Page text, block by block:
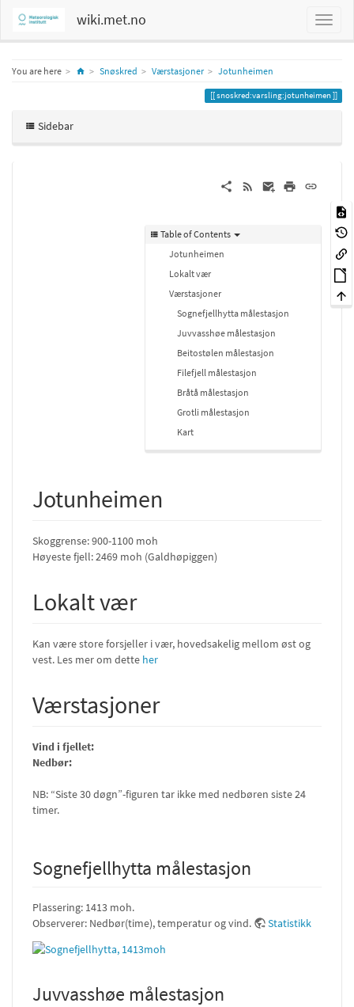
wiki.met.no
You are here HomeSnøskred Værstasjoner Jotunheimen
snoskred:varsling:jotunheimen
Sidebar
Table of Contents
Jotunheimen
Lokalt vær
Værstasjoner
Sognefjellhytta målestasjon
Juvvasshøe målestasjon
Beitostølen målestasjon
Filefjell målestasjon
Bråtå målestasjon
Grotli målestasjon
Kart
Jotunheimen
Skoggrense: 900-1100 moh
Høyeste fjell: 2469 moh (Galdhøpiggen)
Lokalt vær
Kan være store forsjeller i vær, hovedsakelig mellom øst og
vest. Les mer om dette her
Værstasjoner
Vind i fjellet:
Nedbør:
NB: “Siste 30 døgn”-figuren tar ikke med nedbøren siste 24
timer.
Sognefjellhytta målestasjon
Plassering: 1413 moh.
Observerer: Nedbør(time), temperatur og vind.
Statistikk
Juvvasshøe målestasjon